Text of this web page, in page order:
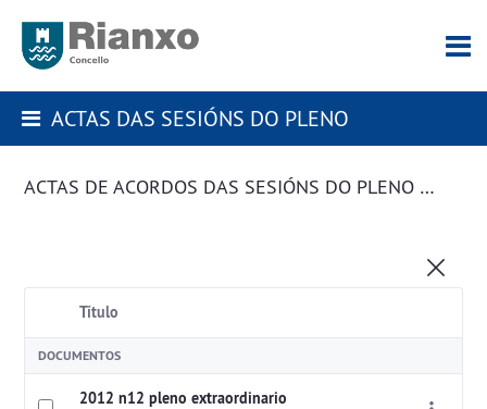
ACTAS DAS SESIÓNS DO PLENO
ACTAS DE ACORDOS DAS SESIÓNS DO PLENO DA CORPORACIÓN
Título
DOCUMENTOS
2012 n12 pleno extraordinario